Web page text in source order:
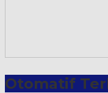
Otomatif